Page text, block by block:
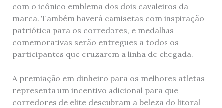
com o icônico emblema dos dois cavaleiros da
marca. Também haverá camisetas com inspiração
patriótica para os corredores, e medalhas
comemorativas serão entregues a todos os
participantes que cruzarem a linha de chegada.
A premiação em dinheiro para os melhores atletas
representa um incentivo adicional para que
corredores de elite descubram a beleza do litoral